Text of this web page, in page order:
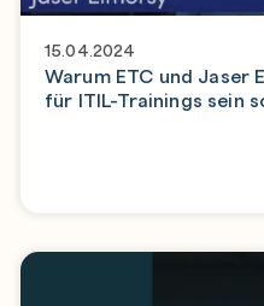
15.04.2024
Warum ETC und Jaser
für ITIL-Trainings sein